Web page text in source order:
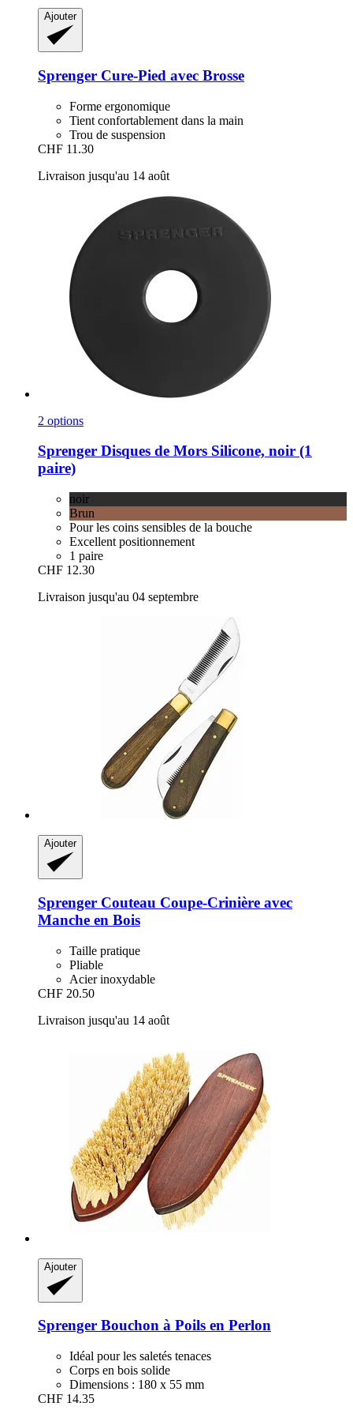
Ajouter
Sprenger Cure-​Pied avec Brosse
Forme ergonomique
Tient confortablement dans la main
Trou de suspension
CHF 11.30
Livraison jusqu'au 14 août
2 options
Sprenger Disques de Mors Silicone, noir (1
paire)
noir
Brun
Pour les coins sensibles de la bouche
Excellent positionnement
1 paire
CHF 12.30
Livraison jusqu'au 04 septembre
Ajouter
Sprenger Couteau Coupe-​Crinière avec
Manche en Bois
Taille pratique
Pliable
Acier inoxydable
CHF 20.50
Livraison jusqu'au 14 août
Ajouter
Sprenger Bouchon à Poils en Perlon
Idéal pour les saletés tenaces
Corps en bois solide
Dimensions : 180 x 55 mm
CHF 14.35